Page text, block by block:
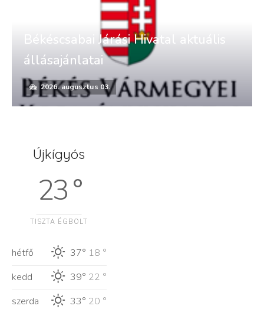
Békéscsabai Járási Hivatal aktuális
állásajánlatai
2026. augusztus 03.
Újkígyós
23 °
TISZTA ÉGBOLT
hétfő 37° 18 °
kedd
39° 22 °
szerda
33° 20 °